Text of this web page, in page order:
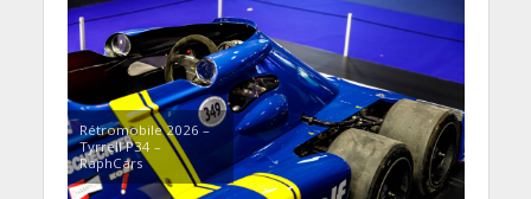
Rétromobile 2026 –
Tyrrell P34 –
RaphCars